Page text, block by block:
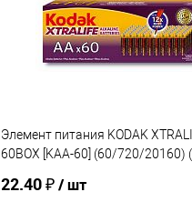
Элемент питания KODAK
60BOX [KAA-60] (60/720/20160)
22.40 ₽/ шт